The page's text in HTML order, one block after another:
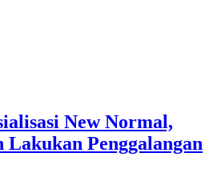
New Normal,
Lakukan Penggalangan